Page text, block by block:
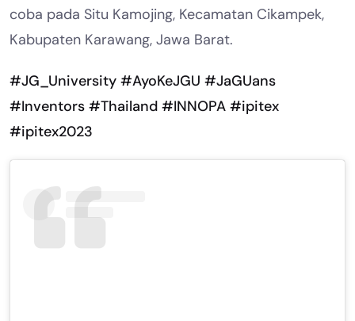
coba pada Situ Kamojing, Kecamatan Cikampek,
Kabupaten Karawang, Jawa Barat.
#JG_University #AyoKeJGU #JaGUans
#Inventors #Thailand #INNOPA #ipitex
#ipitex2023